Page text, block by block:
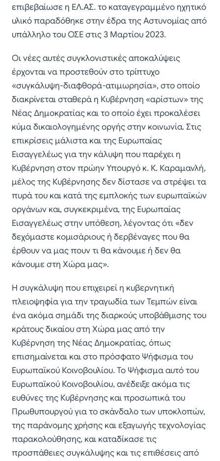
επιβεβαίωσε η ΕΛ.ΑΣ. το καταγεγραμμένο ηχητικό
υλικό παραδόθηκε στην έδρα της Αστυνομίας από
υπάλληλο του ΟΣΕ στις 3 Μαρτίου 2023.
Οι νέες αυτές συγκλονιστικές αποκαλύψεις
έρχονται να προστεθούν στο τρίπτυχο
«συγκάλυψη-διαφθορά-ατιμωρησία», στο οποίο
διακρίνεται σταθερά η Κυβέρνηση «αρίστων» της
Νέας Δημοκρατίας και το οποίο έχει προκαλέσει
κύμα δικαιολογημένης οργής στην κοινωνία. Στις
επικρίσεις μάλιστα και της Ευρωπαίας
Εισαγγελέως για την κάλυψη που παρέχει η
Κυβέρνηση στον πρώην Υπουργό κ. Κ. Καραμανλή,
μέλος της Κυβέρνησης δεν δίστασε να στρέψει τα
πυρά του και κατά της εμπλοκής των ευρωπαϊκών
οργάνων και, συγκεκριμένα, της Ευρωπαίας
Εισαγγελέως στην υπόθεση, λέγοντας ότι «δεν
δεχόμαστε κομισάριους ή δερβέναγες που θα
έρθουν να μας πουν τι θα κάνουμε ή δεν θα
κάνουμε στη Χώρα μας».
Η συγκάλυψη που επιχειρεί η κυβερνητική
πλειοψηφία για την τραγωδία των Τεμπών είναι
ένα ακόμα σημάδι της διαρκούς υποβάθμισης του
κράτους δικαίου στη Χώρα μας από την
Κυβέρνηση της Νέας Δημοκρατίας, όπως
επισημαίνεται και στο πρόσφατο Ψήφισμα του
Ευρωπαϊκού Κοινοβουλίου. Το Ψήφισμα αυτό του
Ευρωπαϊκού Κοινοβουλίου, ανέδειξε ακόμα τις
ευθύνες της Κυβέρνησης και προσωπικά του
Πρωθυπουργού για το σκάνδαλο των υποκλοπών,
της παράνομης χρήσης και εξαγωγής τεχνολογίας
παρακολούθησης, και καταδίκασε τις
προσπάθειες συγκάλυψης και τις επιθέσεις από